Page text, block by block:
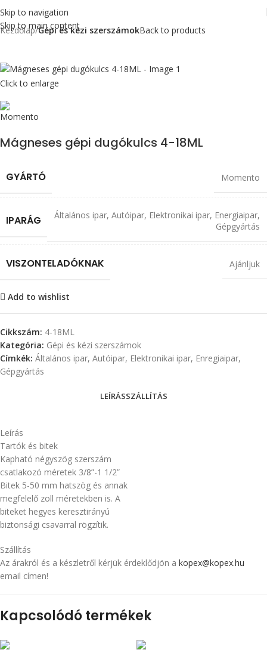
Skip to navigation
Skip to main content
Kezdőlap Gépi és kézi szerszámokBack to products
Click to enlarge
Mágneses gépi dugókulcs 4-18ML
GYÁRTÓ Momento
IPARÁG Általános ipar, Autóipar, Elektronikai ipar, Energiaipar,
Gépgyártás
VISZONTELADÓKNAK Ajánljuk
Add to wishlist
Cikkszám: 4-18ML
Kategória: Gépi és kézi szerszámok
Címkék: Általános ipar, Autóipar, Elektronikai ipar, Enregiaipar,
Gépgyártás
LEÍRÁSSZÁLLÍTÁS
Leírás
Tartók és bitek
Kapható négyszög szerszám
csatlakozó méretek 3/8”-1 1/2”
Bitek 5-50 mm hatszög és annak
megfelelő zoll méretekben is. A
biteket hegyes keresztirányú
biztonsági csavarral rögzítik.
Szállítás
Az árakról és a készletről kérjük érdeklődjön a kopex@kopex.hu
email címen!
Kapcsolódó termékek